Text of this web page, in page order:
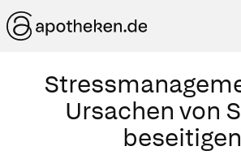
Ursachen von
beseitigen